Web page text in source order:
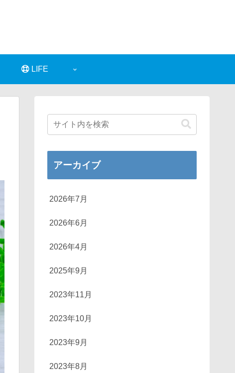
LIFE
アーカイブ
2026年7月
2026年6月
2026年4月
2025年9月
2023年11月
2023年10月
2023年9月
2023年8月